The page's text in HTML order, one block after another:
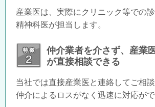
産業医は、実際にクリニック等での
精神科医が担当します。
仲介業者を介さず、産業
が直接相談できる
当社では直接産業医と連絡してご相談
仲介によるロスがなく迅速に対応がで